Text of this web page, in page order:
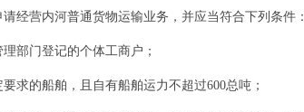
营内河普通货物运输业务，并应当符合下列条件：
门登记的个体工商户；
的船舶，且自有船舶运力不超过600总吨；